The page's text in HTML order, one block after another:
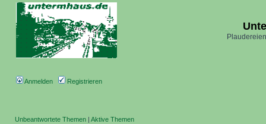
Anmelden Registrieren
Unbeantwortete Themen | Aktive Themen